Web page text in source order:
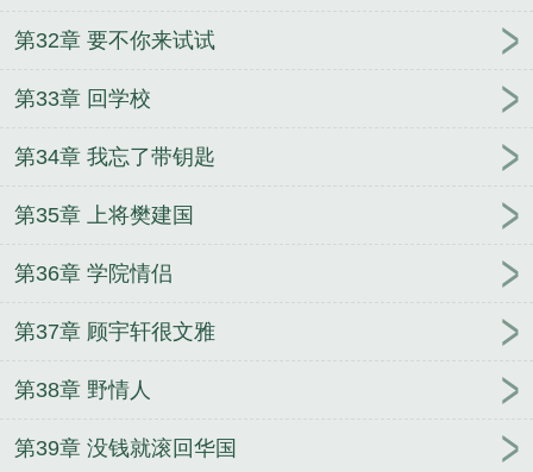
第32章 要不你来试试
第33章 回学校
第34章 我忘了带钥匙
第35章 上将樊建国
第36章 学院情侣
第37章 顾宇轩很文雅
第38章 野情人
第39章 没钱就滚回华国